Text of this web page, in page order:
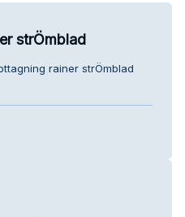
strÖmblad
rainer strÖmblad